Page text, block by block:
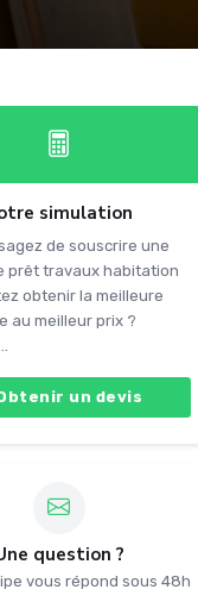
simulation
de souscrire une
prêt travaux habitation
obtenir la meilleure
au meilleur prix ?
un devis
question ?
vous répond sous 48h